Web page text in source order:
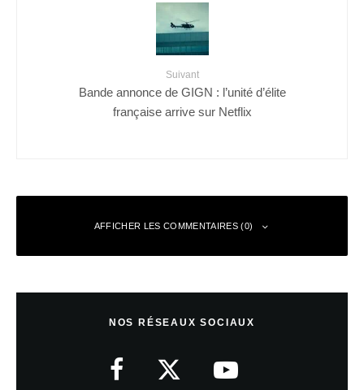
Suivant
Bande annonce de GIGN : l’unité d’élite
française arrive sur Netflix
AFFICHER LES COMMENTAIRES (0)
NOS RÉSEAUX SOCIAUX